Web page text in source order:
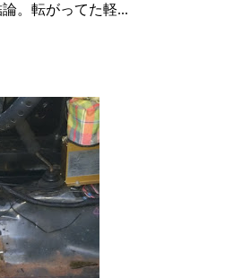
。転がってた軽...